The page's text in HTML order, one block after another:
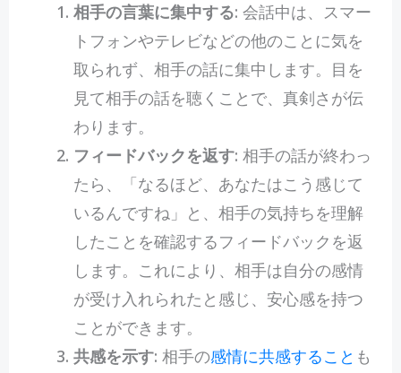
相手の言葉に集中する: 会話中は、スマー
トフォンやテレビなどの他のことに気を
取られず、相手の話に集中します。目を
見て相手の話を聴くことで、真剣さが伝
わります。
フィードバックを返す: 相手の話が終わっ
たら、「なるほど、あなたはこう感じて
いるんですね」と、相手の気持ちを理解
したことを確認するフィードバックを返
します。これにより、相手は自分の感情
が受け入れられたと感じ、安心感を持つ
ことができます。
共感を示す: 相手の感情に共感すること も